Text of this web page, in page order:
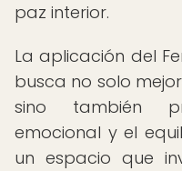
paz interior.
La aplicación del
busca no solo
sino también
emocional y el
un espacio que